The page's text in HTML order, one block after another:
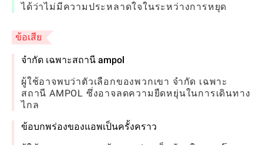
ได้ว่าไม่มีความประหลาดใจในระหว่างการหยุด
ข้อเสีย
จำกัด เฉพาะสถานี ampol
ผู้ใช้อาจพบว่าตัวเลือกของพวกเขา จำกัด เฉพาะ
สถานี AMPOL ซึ่งอาจลดความยืดหยุ่นในการเดินทาง
ไกล
ข้อบกพร่องของแอพเป็นครั้งคราว